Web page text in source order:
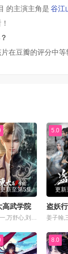
的主演主角是 谷江
在豆瓣的评分中
更新至第5集
高武学院
云惟一,万舒心,刘琮,张惠霖,李铮,李兰陵,心念,韩祺,常文涛,浮梦若薇,崔郅昊,青琳昊,杨磊,王广龙,弋凡,王婧儿,胡亚捷,黄嘉炜,胡霖,赵俊凌,贺文潇
5.0
更新
盗妖行
8.0